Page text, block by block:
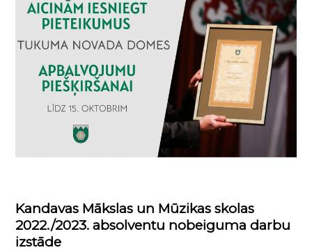
Kandavas Mākslas un Mūzikas skolas
2022./2023. absolventu nobeiguma darbu
izstāde